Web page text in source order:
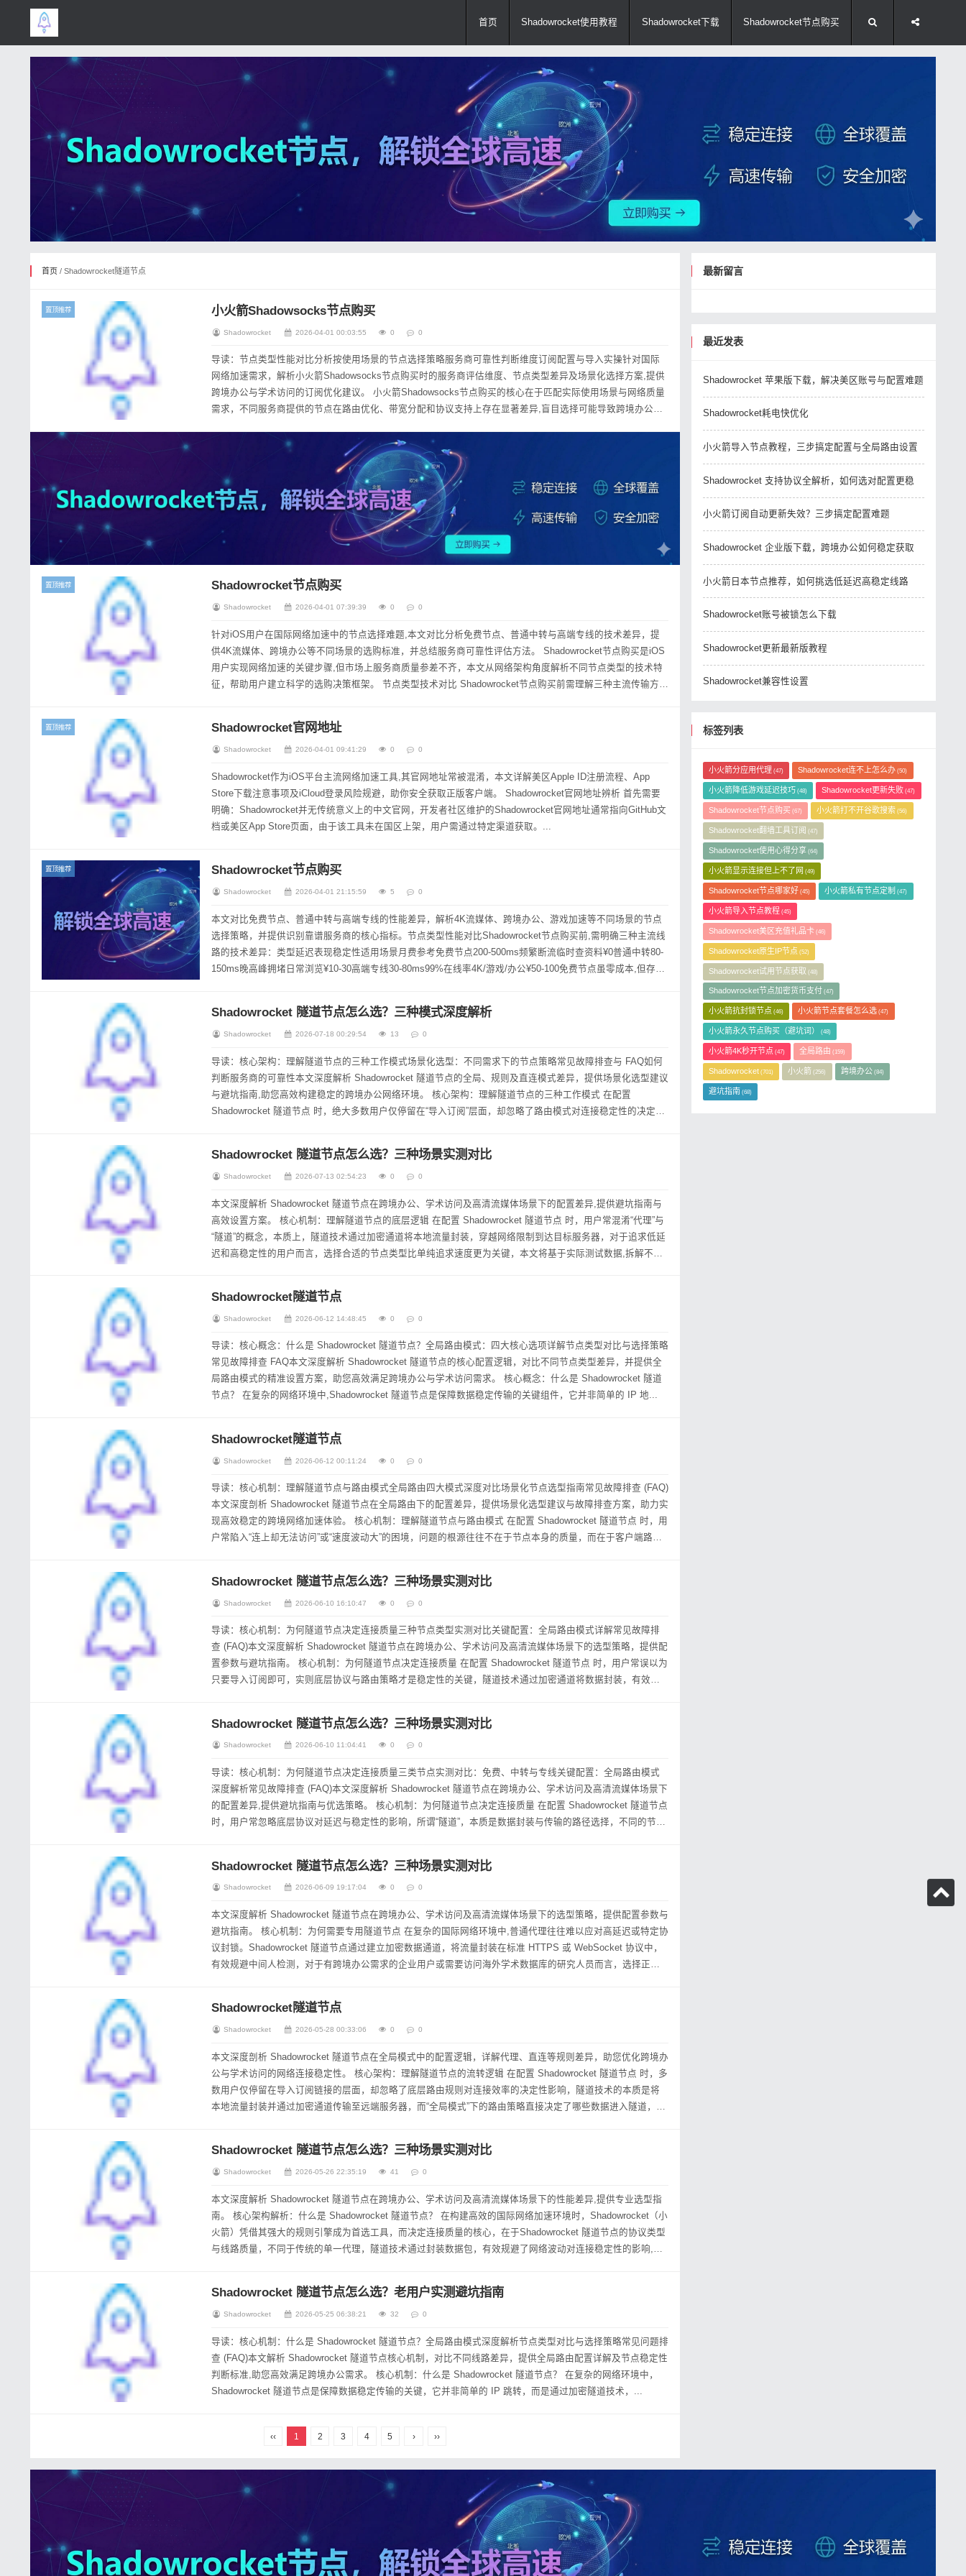
首页 Shadowrocket使用教程 Shadowrocket下载 Shadowrocket节点购买
首页/ Shadowrocket隧道节点
置顶推荐 小火箭Shadowsocks节点购买
Shadowrocket 2026-04-01 00:03:55 0 0
导读：节点类型性能对比分析按使用场景的节点选择策略服务商可靠性判断维度订阅配置与导入实操针对国际
网络加速需求，解析小火箭Shadowsocks节点购买时的服务商评估维度、节点类型差异及场景化选择方案,提供
跨境办公与学术访问的订阅优化建议。 小火箭Shadowsocks节点购买的核心在于匹配实际使用场景与网络质量
需求，不同服务商提供的节点在路由优化、带宽分配和协议支持上存在显著差异,盲目选择可能导致跨境办公时
置顶推荐 Shadowrocket节点购买
Shadowrocket 2026-04-01 07:39:39 0 0
针对iOS用户在国际网络加速中的节点选择难题,本文对比分析免费节点、普通中转与高端专线的技术差异，提
供4K流媒体、跨境办公等不同场景的选购标准，并总结服务商可靠性评估方法。 Shadowrocket节点购买是iOS
用户实现网络加速的关键步骤,但市场上服务商质量参差不齐，本文从网络架构角度解析不同节点类型的技术特
征，帮助用户建立科学的选购决策框架。 节点类型技术对比 Shadowrocket节点购买前需理解三种主流传输方案
置顶推荐 Shadowrocket官网地址
Shadowrocket 2026-04-01 09:41:29 0 0
Shadowrocket作为iOS平台主流网络加速工具,其官网地址常被混淆，本文详解美区Apple ID注册流程、App
Store下载注意事项及iCloud登录风险规避，助你安全获取正版客户端。 Shadowrocket官网地址辨析 首先需要
明确：Shadowrocket并无传统意义上的中文官网，开发者社区维护的Shadowrocket官网地址通常指向GitHub文
档或美区App Store页面，由于该工具未在国区上架，用户需通过特定渠道获取。...
置顶推荐 Shadowrocket节点购买
Shadowrocket 2026-04-01 21:15:59 5 0
本文对比免费节点、普通中转与高端专线的性能差异，解析4K流媒体、跨境办公、游戏加速等不同场景的节点
选择策略，并提供识别靠谱服务商的核心指标。节点类型性能对比Shadowrocket节点购买前,需明确三种主流线
路的技术差异：类型延迟表现稳定性适用场景月费参考免费节点200-500ms频繁断流临时查资料¥0普通中转80-
150ms晚高峰拥堵日常浏览¥10-30高端专线30-80ms99%在线率4K/游戏/办公¥50-100免费节点虽零成本,但存在
Shadowrocket 隧道节点怎么选？三种模式深度解析
Shadowrocket 2026-07-18 00:29:54 13 0
导读：核心架构：理解隧道节点的三种工作模式场景化选型：不同需求下的节点策略常见故障排查与 FAQ如何
判断服务商的可靠性本文深度解析 Shadowrocket 隧道节点的全局、规则及直连模式差异，提供场景化选型建议
与避坑指南,助您高效构建稳定的跨境办公网络环境。 核心架构：理解隧道节点的三种工作模式 在配置
Shadowrocket 隧道节点 时，绝大多数用户仅停留在“导入订阅”层面，却忽略了路由模式对连接稳定性的决定性
Shadowrocket 隧道节点怎么选？三种场景实测对比
Shadowrocket 2026-07-13 02:54:23 0 0
本文深度解析 Shadowrocket 隧道节点在跨境办公、学术访问及高清流媒体场景下的配置差异,提供避坑指南与
高效设置方案。 核心机制：理解隧道节点的底层逻辑 在配置 Shadowrocket 隧道节点 时，用户常混淆“代理”与
“隧道”的概念，本质上，隧道技术通过加密通道将本地流量封装，穿越网络限制到达目标服务器，对于追求低延
迟和高稳定性的用户而言，选择合适的节点类型比单纯追求速度更为关键，本文将基于实际测试数据,拆解不同
Shadowrocket隧道节点
Shadowrocket 2026-06-12 14:48:45 0 0
导读：核心概念：什么是 Shadowrocket 隧道节点？全局路由模式：四大核心选项详解节点类型对比与选择策略
常见故障排查 FAQ本文深度解析 Shadowrocket 隧道节点的核心配置逻辑，对比不同节点类型差异，并提供全
局路由模式的精准设置方案，助您高效满足跨境办公与学术访问需求。 核心概念：什么是 Shadowrocket 隧道
节点？ 在复杂的网络环境中,Shadowrocket 隧道节点是保障数据稳定传输的关键组件，它并非简单的 IP 地...
Shadowrocket隧道节点
Shadowrocket 2026-06-12 00:11:24 0 0
导读：核心机制：理解隧道节点与路由模式全局路由四大模式深度对比场景化节点选型指南常见故障排查 (FAQ)
本文深度剖析 Shadowrocket 隧道节点在全局路由下的配置差异，提供场景化选型建议与故障排查方案，助力实
现高效稳定的跨境网络加速体验。 核心机制：理解隧道节点与路由模式 在配置 Shadowrocket 隧道节点 时，用
户常陷入“连上却无法访问”或“速度波动大”的困境，问题的根源往往不在于节点本身的质量，而在于客户端路由
Shadowrocket 隧道节点怎么选？三种场景实测对比
Shadowrocket 2026-06-10 16:10:47 0 0
导读：核心机制：为何隧道节点决定连接质量三种节点类型实测对比关键配置：全局路由模式详解常见故障排
查 (FAQ)本文深度解析 Shadowrocket 隧道节点在跨境办公、学术访问及高清流媒体场景下的选型策略，提供配
置参数与避坑指南。 核心机制：为何隧道节点决定连接质量 在配置 Shadowrocket 隧道节点 时，用户常误以为
只要导入订阅即可，实则底层协议与路由策略才是稳定性的关键，隧道技术通过加密通道将数据封装，有效规
Shadowrocket 隧道节点怎么选？三种场景实测对比
Shadowrocket 2026-06-10 11:04:41 0 0
导读：核心机制：为何隧道节点决定连接质量三类节点实测对比：免费、中转与专线关键配置：全局路由模式
深度解析常见故障排查 (FAQ)本文深度解析 Shadowrocket 隧道节点在跨境办公、学术访问及高清流媒体场景下
的配置差异,提供避坑指南与优选策略。 核心机制：为何隧道节点决定连接质量 在配置 Shadowrocket 隧道节点
时，用户常忽略底层协议对延迟与稳定性的影响，所谓“隧道”，本质是数据封装与传输的路径选择，不同的节点
Shadowrocket 隧道节点怎么选？三种场景实测对比
Shadowrocket 2026-06-09 19:17:04 0 0
本文深度解析 Shadowrocket 隧道节点在跨境办公、学术访问及高清流媒体场景下的选型策略，提供配置参数与
避坑指南。 核心机制：为何需要专用隧道节点 在复杂的国际网络环境中,普通代理往往难以应对高延迟或特定协
议封锁。Shadowrocket 隧道节点通过建立加密数据通道，将流量封装在标准 HTTPS 或 WebSocket 协议中，
有效规避中间人检测，对于有跨境办公需求的企业用户或需要访问海外学术数据库的研究人员而言，选择正确
Shadowrocket隧道节点
Shadowrocket 2026-05-28 00:33:06 0 0
本文深度剖析 Shadowrocket 隧道节点在全局模式中的配置逻辑，详解代理、直连等规则差异，助您优化跨境办
公与学术访问的网络连接稳定性。 核心架构：理解隧道节点的流转逻辑 在配置 Shadowrocket 隧道节点 时，多
数用户仅停留在导入订阅链接的层面，却忽略了底层路由规则对连接效率的决定性影响，隧道技术的本质是将
本地流量封装并通过加密通道传输至远端服务器，而“全局模式”下的路由策略直接决定了哪些数据进入隧道，哪
Shadowrocket 隧道节点怎么选？三种场景实测对比
Shadowrocket 2026-05-26 22:35:19 41 0
本文深度解析 Shadowrocket 隧道节点在跨境办公、学术访问及高清流媒体场景下的性能差异,提供专业选型指
南。 核心架构解析：什么是 Shadowrocket 隧道节点？ 在构建高效的国际网络加速环境时，Shadowrocket（小
火箭）凭借其强大的规则引擎成为首选工具，而决定连接质量的核心，在于Shadowrocket 隧道节点的协议类型
与线路质量，不同于传统的单一代理，隧道技术通过封装数据包，有效规避了网络波动对连接稳定性的影响,尤
Shadowrocket 隧道节点怎么选？老用户实测避坑指南
Shadowrocket 2026-05-25 06:38:21 32 0
导读：核心机制：什么是 Shadowrocket 隧道节点？全局路由模式深度解析节点类型对比与选择策略常见问题排
查 (FAQ)本文解析 Shadowrocket 隧道节点核心机制，对比不同线路差异，提供全局路由配置详解及节点稳定性
判断标准,助您高效满足跨境办公需求。 核心机制：什么是 Shadowrocket 隧道节点？ 在复杂的网络环境中，
Shadowrocket 隧道节点是保障数据稳定传输的关键，它并非简单的 IP 跳转，而是通过加密隧道技术，...
‹‹ 1 2 3 4 5 › ››
最新留言
最近发表
Shadowrocket 苹果版下载，解决美区账号与配置难题
Shadowrocket耗电快优化
小火箭导入节点教程，三步搞定配置与全局路由设置
Shadowrocket 支持协议全解析，如何选对配置更稳
小火箭订阅自动更新失效？三步搞定配置难题
Shadowrocket 企业版下载，跨境办公如何稳定获取
小火箭日本节点推荐，如何挑选低延迟高稳定线路
Shadowrocket账号被锁怎么下载
Shadowrocket更新最新版教程
Shadowrocket兼容性设置
标签列表
小火箭分应用代理(47) Shadowrocket连不上怎么办 (50)
小火箭降低游戏延迟技巧(48) Shadowrocket更新失败 (47)
Shadowrocket节点购买(67) 小火箭打不开谷歌搜索 (56)
Shadowrocket翻墙工具订阅 (47)
Shadowrocket使用心得分享(64)
小火箭显示连接但上不了网 (49)
Shadowrocket节点哪家好(45) 小火箭私有节点定制 (47)
小火箭导入节点教程(45)
Shadowrocket美区充值礼品卡(46)
Shadowrocket原生IP节点 (52)
Shadowrocket试用节点获取 (48)
Shadowrocket节点加密货币支付 (47)
小火箭抗封锁节点 (46) 小火箭节点套餐怎么选 (47)
小火箭永久节点购买（避坑词） (48)
小火箭4K秒开节点 (47) 全局路由 (159)
Shadowrocket(701) 小火箭 (256) 跨境办公(84)
避坑指南 (68)